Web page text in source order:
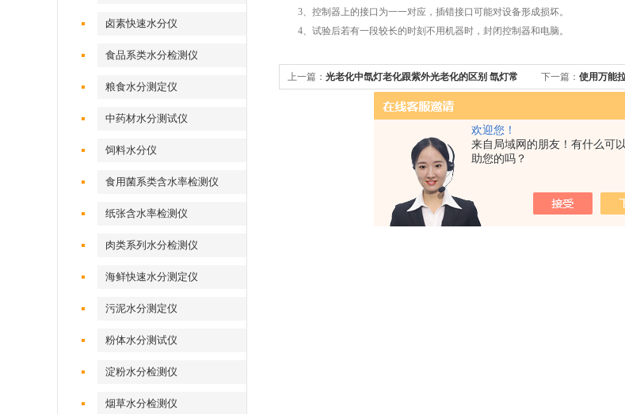
欢迎您！
来自局域网的朋友！有什么可
助您的吗？
卤素快速水分仪
食品系类水分检测仪
粮食水分测定仪
中药材水分测试仪
饲料水分仪
食用菌系类含水率检测仪
纸张含水率检测仪
肉类系列水分检测仪
海鲜快速水分测定仪
污泥水分测定仪
粉体水分测试仪
淀粉水分检测仪
烟草水分检测仪
3、控制器上的接口为一一对应，插错接口可能对设备形成损坏。
4、试验后若有一段较长的时刻不用机器时，封闭控制器和电脑。
上一篇： 光老化中氙灯老化跟紫外光老化的区别 氙灯常 下一篇： 使用万能